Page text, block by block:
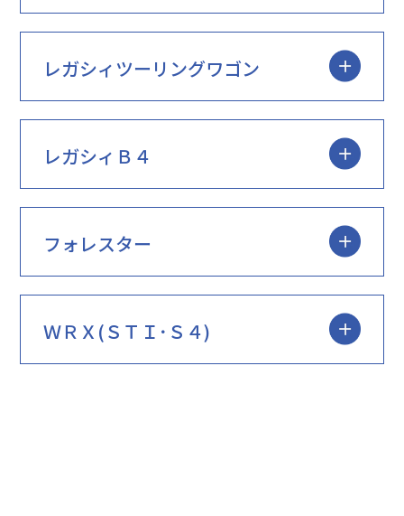
レガシィツーリングワゴン
レガシィＢ４
フォレスター
ＷＲＸ(ＳＴＩ･Ｓ４)